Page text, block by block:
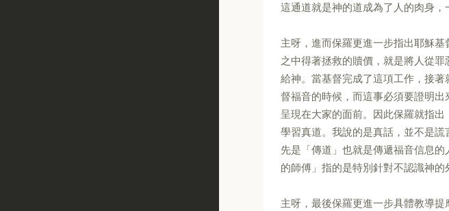
這通道就是神的道成為了人的肉身，
主呀，進而保羅更進一步指出耶穌
之中得著拯救的贖價，就是將人從
給神。當基督完成了這項工作，接
督福音的時候，而這事必須要證明
呈現在大家的面前。因此保羅就指
學習真道。我說的是真話，並不是
先是「傳道」也就是傳遞福音信息
的師傅」指的是特別針對不認識神的
主呀，最後保羅更進一步具體教導